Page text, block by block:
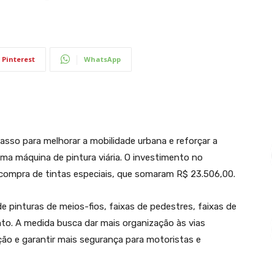
Pinterest WhatsApp
para melhorar a mobilidade urbana e reforçar a
máquina de pintura viária. O investimento no
de tintas especiais, que somaram R$ 23.506,00.
pinturas de meios-fios, faixas de pedestres, faixas de
A medida busca dar mais organização às vias
e garantir mais segurança para motoristas e